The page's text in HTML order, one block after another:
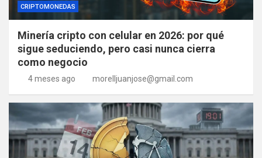
CRIPTOMONEDAS
Minería cripto con celular en 2026: por qué
sigue seduciendo, pero casi nunca cierra
como negocio
4 meses ago morelljuanjose@gmail.com